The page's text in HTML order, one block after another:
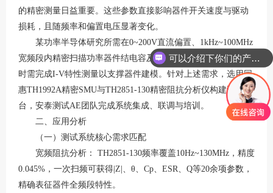
的精密测量日益重要。这些参数直接影响器件开关速度与驱动
损耗，且随频率和偏置电压显著变化。
某功率半导体研究所需在0~200V直流偏置、1kHz~100MHz
宽频段内精密扫描功率器件结电容及ESR、Q值等阻抗参数，同
时需完成I-V特性测量以支撑器件建模。针对上述需求，选用同
惠TH1992A精密SMU与TH2851-130精密阻抗分析仪构建测试平
台，安泰测试AE团队完成系统集成、联调与培训。
二、应用分析
（一）测试系统核心需求匹配
宽频阻抗分析：
TH2851-130频率覆盖10Hz~130MHz，精度
0.045%，一次扫频可获得|Z|、θ、Cp、ESR、Q等20余项参数，
精确表征器件全频段特性。
可以介绍下你们的产品么？